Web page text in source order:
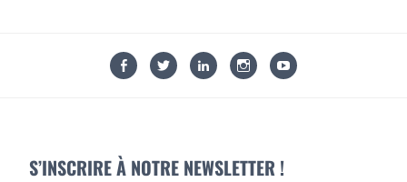
S’INSCRIRE À NOTRE NEWSLETTER !